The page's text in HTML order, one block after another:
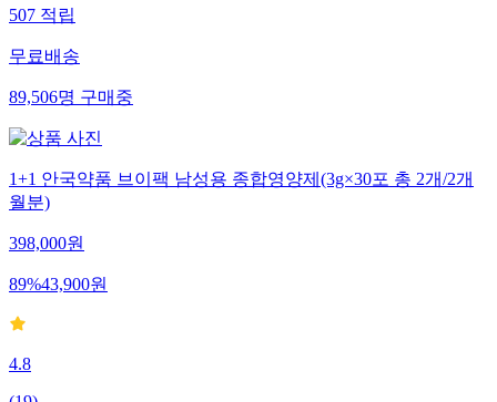
507 적립
무료배송
89,506명 구매중
1+1 안국약품 브이팩 남성용 종합영양제(3g×30포 총 2개/2개
월분)
398,000원
89%43,900원
4.8